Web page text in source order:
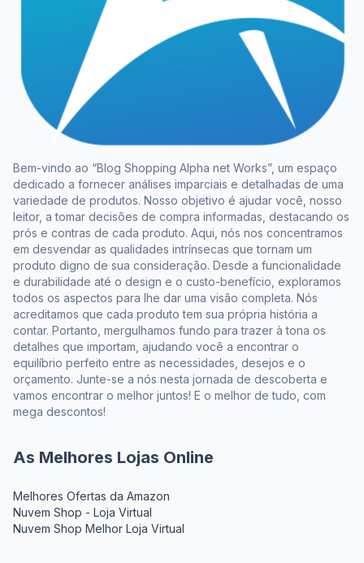
Bem-vindo ao “Blog Shopping Alpha net Works”, um espaço
dedicado a fornecer análises imparciais e detalhadas de uma
variedade de produtos. Nosso objetivo é ajudar você, nosso
leitor, a tomar decisões de compra informadas, destacando os
prós e contras de cada produto. Aqui, nós nos concentramos
em desvendar as qualidades intrínsecas que tornam um
produto digno de sua consideração. Desde a funcionalidade
e durabilidade até o design e o custo-benefício, exploramos
todos os aspectos para lhe dar uma visão completa. Nós
acreditamos que cada produto tem sua própria história a
contar. Portanto, mergulhamos fundo para trazer à tona os
detalhes que importam, ajudando você a encontrar o
equilíbrio perfeito entre as necessidades, desejos e o
orçamento. Junte-se a nós nesta jornada de descoberta e
vamos encontrar o melhor juntos! E o melhor de tudo, com
mega descontos!
As Melhores Lojas Online
Melhores Ofertas da Amazon
Nuvem Shop - Loja Virtual
Nuvem Shop Melhor Loja Virtual